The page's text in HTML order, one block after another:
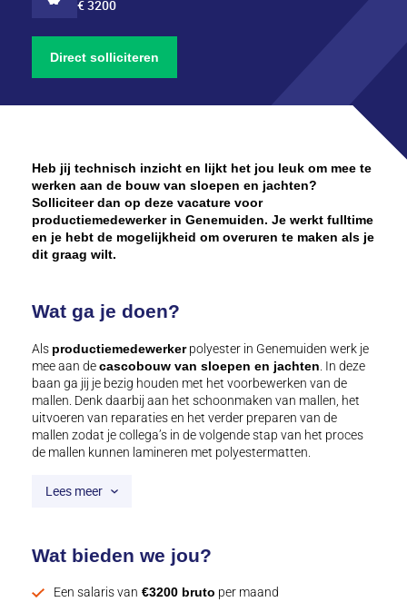
€ 3200
Direct solliciteren
Heb jij technisch inzicht en lijkt het jou leuk om mee te
werken aan de bouw van sloepen en jachten?
Solliciteer dan op deze vacature voor
productiemedewerker in Genemuiden. Je werkt fulltime
en je hebt de mogelijkheid om overuren te maken als je
dit graag wilt.
Wat ga je doen?
Als productiemedewerkerpolyester in Genemuiden werk je
mee aan decascobouw van sloepen en jachten . In deze
baan ga jij je bezig houden met het voorbewerken van de
mallen. Denk daarbij aan het schoonmaken van mallen, het
uitvoeren van reparaties en het verder preparen van de
mallen zodat je collega’s in de volgende stap van het proces
de mallen kunnen lamineren met polyestermatten.
Lees meer
Wat bieden we jou?
Een salaris van €3200 bruto per maand